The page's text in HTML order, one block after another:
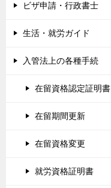
ビザ申請・行政書士
生活・就労ガイド
入管法上の各種手続
在留資格認定証明書
在留期間更新
在留資格変更
就労資格証明書